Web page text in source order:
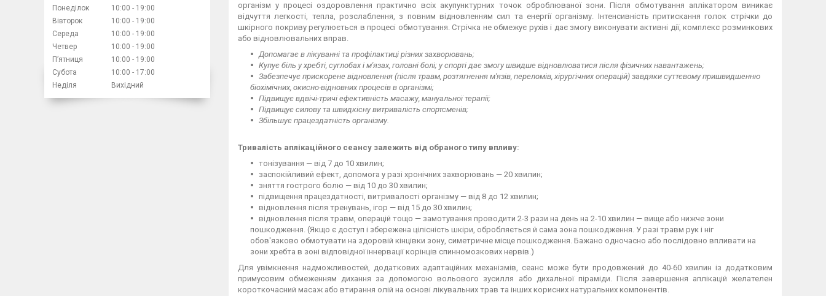
організм у процесі оздоровлення практично всіх акупунктурних точок оброблюваної зони. Після обмотування аплікатором виникає
відчуття легкості, тепла, розслаблення, з повним відновленням сил та енергії організму. Інтенсивність притискання голок стрічки до
шкірного покриву регулюється в процесі обмотування. Стрічка не обмежує рухів і дає змогу виконувати активні дії, комплекс розминкових
або відновлювальних вправ.
Допомагає в лікуванні та профілактиці різних захворювань;
Купує біль у хребті, суглобах і м'язах, головні болі; у спорті дає змогу швидше відновлюватися після фізичних навантажень;
Забезпечує прискорене відновлення (після травм, розтягнення м'язів, переломів, хірургічних операцій) завдяки суттєвому пришвидшенню
біохімічних, окисно-відновних процесів в організмі;
Підвищує вдвічі-тричі ефективність масажу, мануальної терапії;
Підвищує силову та швидкісну витривалість спортсменів;
Збільшує працездатність організму.
Тривалість аплікаційного сеансу залежить від обраного типу впливу:
тонізування — від 7 до 10 хвилин;
заспокійливий ефект, допомога у разі хронічних захворювань — 20 хвилин;
зняття гострого болю — від 10 до 30 хвилин;
підвищення працездатності, витривалості організму — від 8 до 12 хвилин;
відновлення після тренувань, ігор — від 15 до 30 хвилин;
відновлення після травм, операцій тощо — замотування проводити 2-3 рази на день на 2-10 хвилин — вище або нижче зони
пошкодження. (Якщо є доступ і збережена цілісність шкіри, обробляється й сама зона пошкодження. У разі травм рук і ніг
обов'язково обмотувати на здоровій кінцівки зону, симетричне місце пошкодження. Бажано одночасно або послідовно впливати на
зони хребта в зоні відповідної іннервації корінців спинномозкових нервів.)
Для увімкнення надможливостей, додаткових адаптаційних механізмів, сеанс може бути продовжений до 40-60 хвилин із додатковим
примусовим обмеженням дихання за допомогою вольового зусилля або дихальної піраміди. Після завершення аплікацій желателен
короткочасний масаж або втирання олій на основі лікувальних трав та інших корисних натуральних компонентів.
Понеділок 10:00
19:00
Вівторок
10:00
19:00
Середа
10:00
19:00
Четвер
10:00
19:00
Пʼятниця
10:00
19:00
Субота
10:00
17:00
Неділя
Вихідний